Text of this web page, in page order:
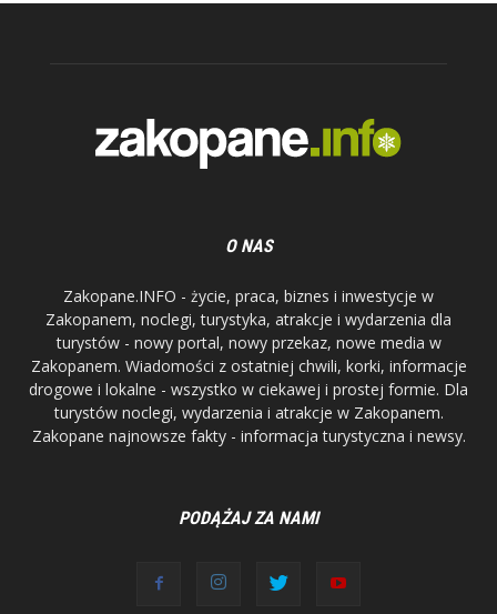
O NAS
Zakopane.INFO - życie, praca, biznes i inwestycje w
Zakopanem, noclegi, turystyka, atrakcje i wydarzenia dla
turystów - nowy portal, nowy przekaz, nowe media w
Zakopanem. Wiadomości z ostatniej chwili, korki, informacje
drogowe i lokalne - wszystko w ciekawej i prostej formie. Dla
turystów noclegi, wydarzenia i atrakcje w Zakopanem.
Zakopane najnowsze fakty - informacja turystyczna i newsy.
PODĄŻAJ ZA NAMI